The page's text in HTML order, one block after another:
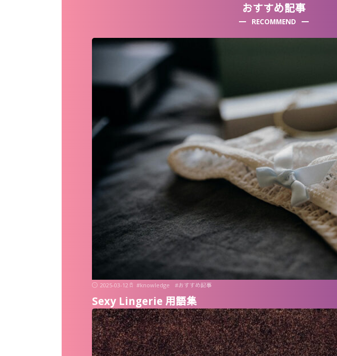
おすすめ記事
RECOMMEND
2025-03-12 #knowledge #おすすめ記事
Sexy Lingerie 用語集
COLUMN
2025-04-26
ガーターベルトとは？基本
から徹底解説